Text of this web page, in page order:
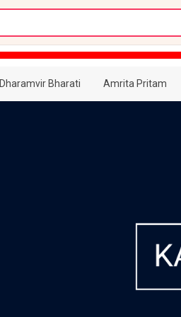
Dharamvir Bharati Amrita Pritam